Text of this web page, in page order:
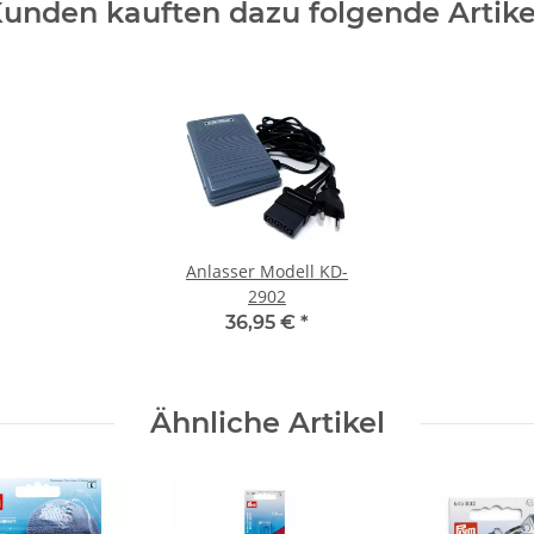
kauften dazu folgende
Anlasser Modell KD-
2902
36,95 € *
Ähnliche Artikel